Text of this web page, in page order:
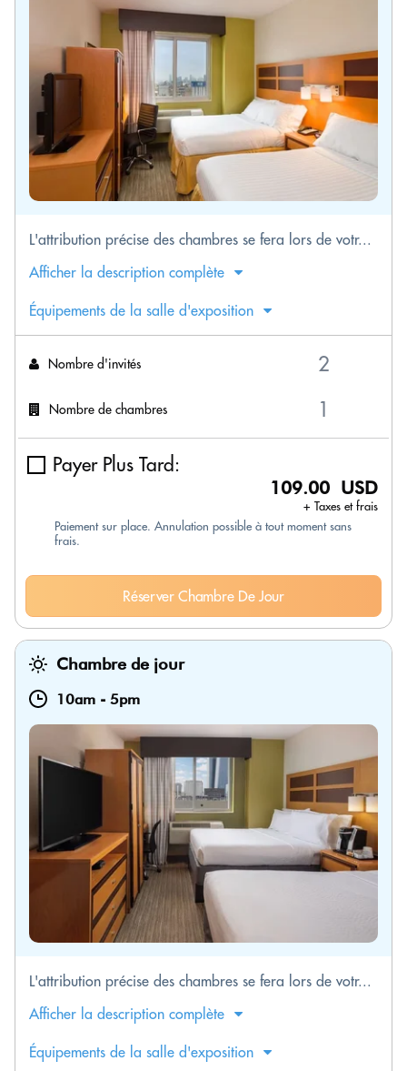
L'attribution précise des chambres se fera lors de votr...
Afficher la description complète
Équipements de la salle d'exposition
Nombre d'invités
Nombre de chambres
Payer Plus Tard:
109.00 USD
+ Taxes et frais
Paiement sur place. Annulation possible à tout moment sans
frais.
Réserver Chambre De Jour
Chambre de jour
10am - 5pm
L'attribution précise des chambres se fera lors de votr...
Afficher la description complète
Équipements de la salle d'exposition